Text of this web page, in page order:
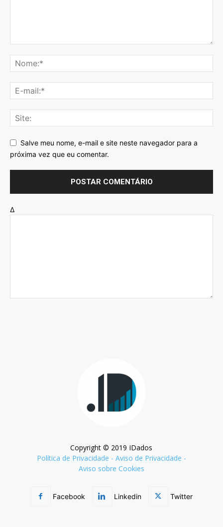
Salve meu nome, e-mail e site neste navegador para a
próxima vez que eu comentar.
Δ
Copyright © 2019 IDados
Política de Privacidade - Aviso de Privacidade -
Aviso sobre Cookies
Facebook Linkedin Twitter